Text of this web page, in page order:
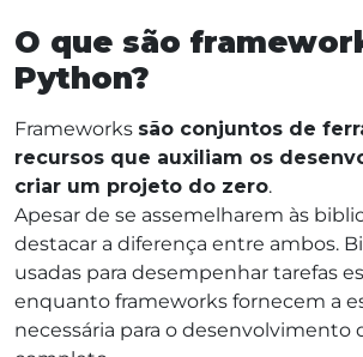
O que são
Python?
Frameworks são conjuntos de
recursos que auxiliam os
criar um projeto do zero.
Apesar de se assemelharem às
destacar a diferença entre ambos.
usadas para desempenhar tarefas
enquanto frameworks fornecem a
necessária para o desenvolvimento